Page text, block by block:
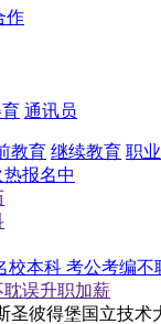
作
通讯员
教育 继续教育 职
报名中
校本科 考公考编不
误升职加薪
圣彼得堡国立技术